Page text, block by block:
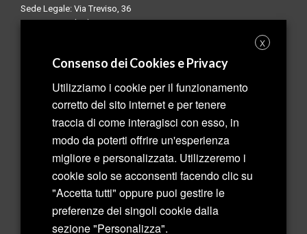
Sede Legale: Via Treviso, 36
10144 Torino (TO)
USEFUL LINKS
Contact us
Privacy & Cookie Policy
Srl
X
Consenso dei Cookies e Privacy
Utilizziamo i cookie per il funzionamento
corretto del sito internet e per tenere
traccia di come interagisci con esso, in
modo da poterti offrire un'esperienza
migliore e personalizzata. Utilizzeremo i
cookie solo se acconsenti facendo clic su
"Accetta tutti" oppure puoi gestire le
preferenze dei singoli cookie dalla
sezione "Personalizza".